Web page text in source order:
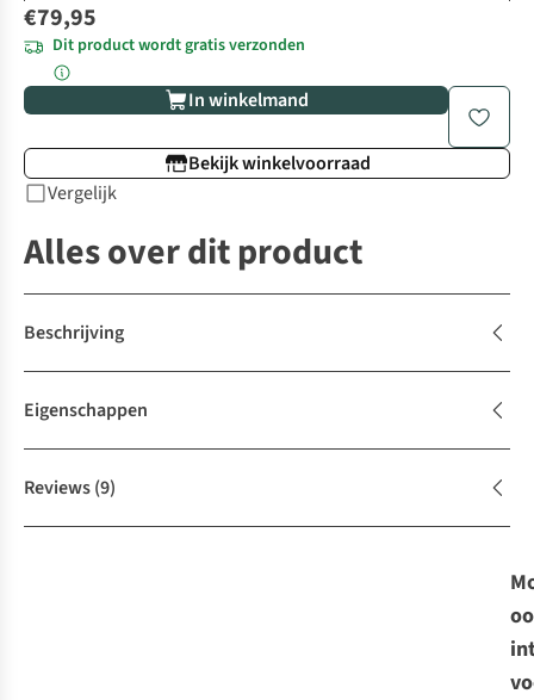
€79,95
Dit product wordt gratis verzonden
In winkelmand
Bekijk winkelvoorraad
Vergelijk
Alles over dit product
Beschrijving
Eigenschappen
Reviews(9)